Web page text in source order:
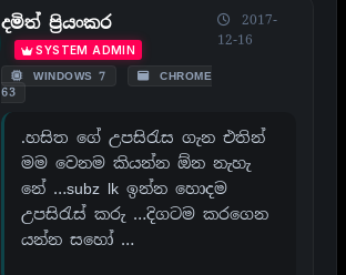
දමිත් ප්‍රියංකර
SYSTEM ADMIN
WINDOWS 7
CHROME
63
2017-
12-16
.හසිත ගේ උපසිරැස ගැන එතින්
මම වෙනම කියන්න ඕන නැහැ
නේ …subz lk ඉන්න හොදම
උපසිරැස් කරු …දිගටම කරගෙන
යන්න සහෝ …